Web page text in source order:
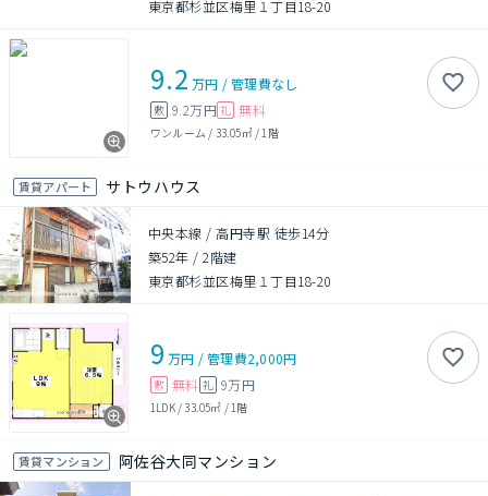
東京都杉並区梅里１丁目18-20
9.2 万円 /管理費なし
敷 9.2万円 礼 無料
ワンルーム / 33.05㎡/ 1階
賃貸アパート サトウハウス
中央本線 / 高円寺駅 徒歩14分
築52年 /2階建
東京都杉並区梅里１丁目18-20
9 万円 /管理費2,000円
敷 無料 礼 9万円
1LDK/33.05㎡ / 1階
賃貸マンション 阿佐谷大同マンション